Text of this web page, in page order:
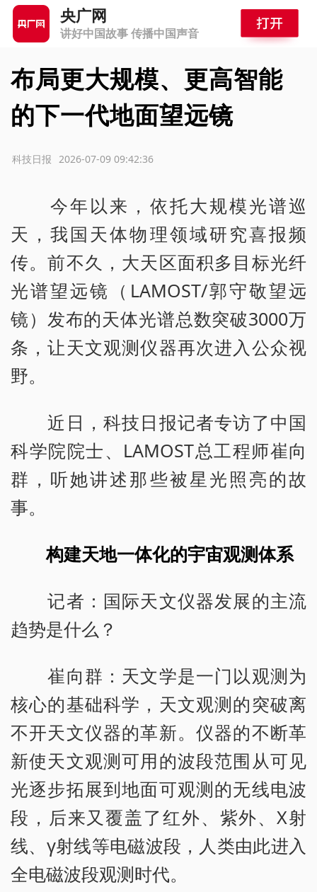
央广网
讲好中国故事 传播中国声音
布局更大规模、更高智能
的下一代地面望远镜
2026-07-09 09:42:36
科技日报
今年以来，依托大规模光谱巡
天，我国天体物理领域研究喜报频
传。前不久，大天区面积多目标光纤
光谱望远镜（LAMOST/郭守敬望远
镜）发布的天体光谱总数突破3000万
条，让天文观测仪器再次进入公众视
野。
近日，科技日报记者专访了中国
科学院院士、LAMOST总工程师崔向
群，听她讲述那些被星光照亮的故
事。
构建天地一体化的宇宙观测体系
记者：国际天文仪器发展的主流
趋势是什么？
崔向群：天文学是一门以观测为
核心的基础科学，天文观测的突破离
不开天文仪器的革新。仪器的不断革
新使天文观测可用的波段范围从可见
光逐步拓展到地面可观测的无线电波
段，后来又覆盖了红外、紫外、X射
线、γ射线等电磁波段，人类由此进入
全电磁波段观测时代。